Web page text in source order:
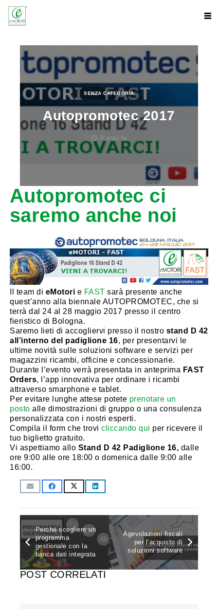
SENZA CATEGORIA
Autopromotec 2017
9 anni fa
Autopromotec ci
saremo anche noi
Il team di eMotori e FAST sarà presente anche
quest’anno alla biennale AUTOPROMOTEC, che si
terrà dal 24 al 28 maggio 2017 presso il centro
fieristico di Bologna.
Saremo lieti di accogliervi presso il nostro stand D 42
all’interno del padiglione 16, per presentarvi le
ultime novità sulle soluzioni software e servizi per
magazzini ricambi, officine e concessionarie.
Durante l’evento verrà presentata in anteprima FAST
Orders, l’app innovativa per ordinare i ricambi
attraverso smarphone e tablet.
Per evitare lunghe attese potete prenotare un
posto alle dimostrazioni di gruppo o una consulenza
personalizzata con i nostri esperti.
Compila il form che trovi cliccando qui per ricevere il
tuo biglietto gratuito.
Vi aspettiamo allo Stand D 42 Padiglione 16, dalle
ore 9:00 alle ore 18:00 o domenica dalle 9:00 alle
16:00.
Perché scegliere un
programma
gestionale con la
banca dati integrata
Agevolazioni fiscali
per l’acquisto di
soluzioni software
POST CORRELATI